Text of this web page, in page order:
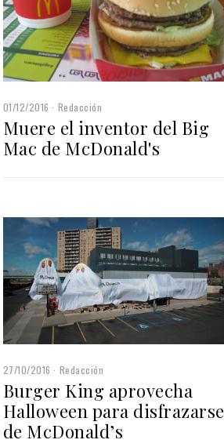
01/12/2016 Redacción
Muere el inventor del Big
Mac de McDonald's
27/10/2016 Redacción
Burger King aprovecha
Halloween para disfrazarse
de McDonald’s